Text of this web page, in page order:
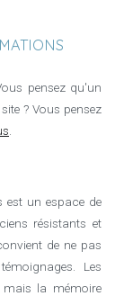
pensez qu'un
? Vous pensez
est un espace de
résistants et
de ne pas
Les
mais la mémoire